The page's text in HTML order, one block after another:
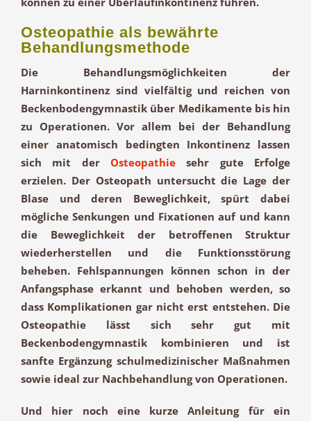
Osteopathie als bewährte
Behandlungsmethode
Die Behandlungsmöglichkeiten der
Harninkontinenz sind vielfältig und reichen von
Beckenbodengymnastik über Medikamente bis hin
zu Operationen. Vor allem bei der Behandlung
einer anatomisch bedingten Inkontinenz lassen
sich mit der Osteopathie sehr gute Erfolge
erzielen. Der Osteopath untersucht die Lage der
Blase und deren Beweglichkeit, spürt dabei
mögliche Senkungen und Fixationen auf und kann
die Beweglichkeit der betroffenen Struktur
wiederherstellen und die Funktionsstörung
beheben. Fehlspannungen können schon in der
Anfangsphase erkannt und behoben werden, so
dass Komplikationen gar nicht erst entstehen. Die
Osteopathie lässt sich sehr gut mit
Beckenbodengymnastik kombinieren und ist
sanfte Ergänzung schulmedizinischer Maßnahmen
sowie ideal zur Nachbehandlung von Operationen.
Und hier noch eine kurze Anleitung für ein